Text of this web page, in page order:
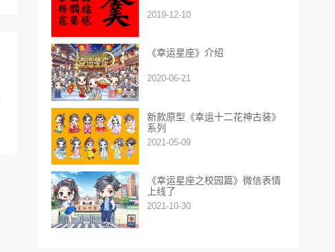
2019-12-10
《幸运星座》介绍
2020-06-21
新款原型《幸运十二花神古装》
系列
2021-05-09
《幸运星座之校园篇》微信表情
上线了
2021-10-30